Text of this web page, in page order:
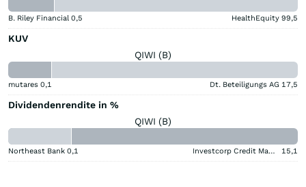
B. Riley Financial 0,5 HealthEquity 99,5
KUV
QIWI (B)
mutares 0,1 Dt. Beteiligungs AG 17,5
Dividendenrendite in %
QIWI (B)
Northeast Bank 0,1 Investcorp Credit Management BDC 15,1